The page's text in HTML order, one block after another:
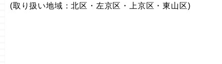
(取り扱い地域：北区・左京区・上京区・東山区)